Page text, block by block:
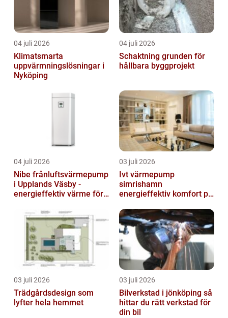
04 juli 2026
Klimatsmarta
uppvärmningslösningar i
Nyköping
04 juli 2026
Schaktning grunden för
hållbara byggprojekt
04 juli 2026
Nibe frånluftsvärmepump
i Upplands Väsby -
energieffektiv värme för
03 juli 2026
Ivt värmepump
simrishamn
energieffektiv komfort på
03 juli 2026
Trädgårdsdesign som
lyfter hela hemmet
03 juli 2026
Bilverkstad i jönköping så
hittar du rätt verkstad för
din bil